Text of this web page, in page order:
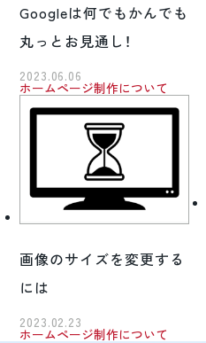
Googleは何でもかんでも
丸っとお見通し！
2023.06.06
ホームページ制作について
画像のサイズを変更する
には
2023.02.23
ホームページ制作について